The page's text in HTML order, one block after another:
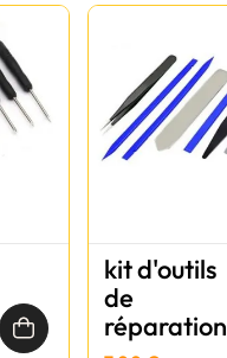
kit d'outils
de
réparation